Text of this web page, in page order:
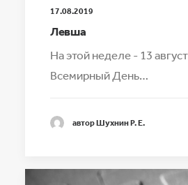
17.08.2019
Левша
На этой неделе - 13
Всемирный День…
автор Шухнин Р. Е.